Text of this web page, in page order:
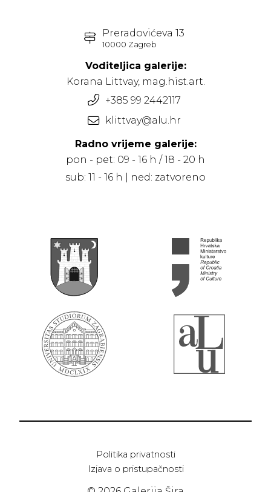
Preradovićeva 13
10000 Zagreb
Voditeljica galerije:
Korana Littvay, mag.hist.art.
+385 99 2442117
klittvay@alu.hr
Radno vrijeme galerije:
pon - pet: 09 - 16 h / 18 - 20 h
sub: 11 - 16 h | ned: zatvoreno
Politika privatnosti
Izjava o pristupačnosti